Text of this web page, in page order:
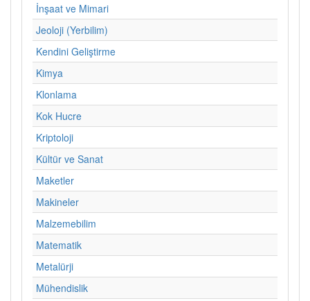
İnşaat ve Mimari
Jeoloji (Yerbilim)
Kendini Geliştirme
Kimya
Klonlama
Kok Hucre
Kriptoloji
Kültür ve Sanat
Maketler
Makineler
Malzemebilim
Matematik
Metalürji
Mühendislik